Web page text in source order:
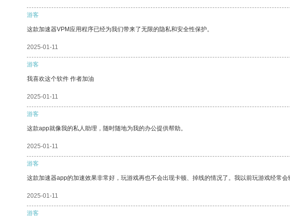
游客
这款加速器VPM应用程序已经为我们带来了无限的隐私和安全性保护。
2025-01-11
游客
我喜欢这个软件 作者加油
2025-01-11
游客
这款app就像我的私人助理，随时随地为我的办公提供帮助。
2025-01-11
游客
这款加速器app的加速效果非常好，玩游戏再也不会出现卡顿、掉线的情况了。我以前玩游戏经常
2025-01-11
游客